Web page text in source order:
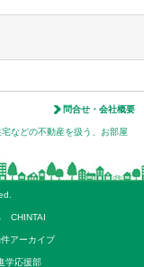
問合せ・会社概要
などの不動産を扱う、お部屋
CHINTAI
アーカイブ
学応援部